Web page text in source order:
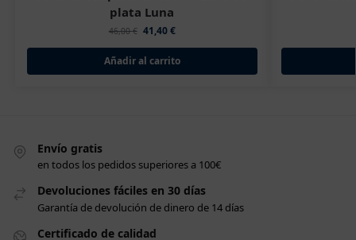
plata Luna
46,00€ 41,40€
Añadir al carrito
Envío gratis
en todos los pedidos superiores a 100€
Devoluciones fáciles en 30 días
Garantía de devolución de dinero de 14 días
Certificado de calidad